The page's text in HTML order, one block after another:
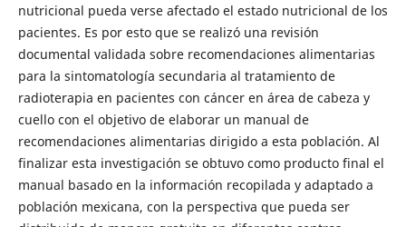
nutricional pueda verse afectado el estado nutricional de los
pacientes. Es por esto que se realizó una revisión
documental validada sobre recomendaciones alimentarias
para la sintomatología secundaria al tratamiento de
radioterapia en pacientes con cáncer en área de cabeza y
cuello con el objetivo de elaborar un manual de
recomendaciones alimentarias dirigido a esta población. Al
finalizar esta investigación se obtuvo como producto final el
manual basado en la información recopilada y adaptado a
población mexicana, con la perspectiva que pueda ser